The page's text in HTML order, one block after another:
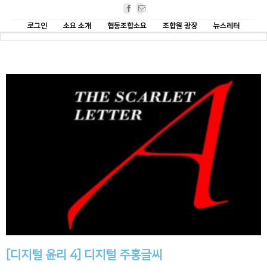
Facebook
로그인
소요 소개 협동조합소요 조합원 광장 뉴스레터
[디지털 윤리 4] 디지털 주홍글씨